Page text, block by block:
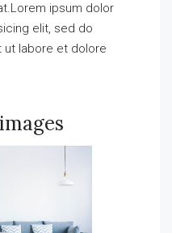
ipsum dolor
elit, sed do
ut labore et dolore